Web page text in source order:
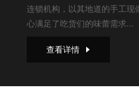
连锁机构，以其地道的手工现
心满足了吃货们的味蕾需求...
查看详情